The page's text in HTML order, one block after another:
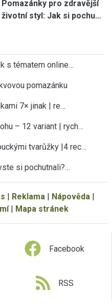
Pomazánky pro zdravější
životní styl: Jak si pochu…
s tématem online…
pomazánku
7× jinak | re…
– 12 variant | rych…
tvarůžky |4 rec…
si pochutnali?…
| Reklama| Nápověda|
| Mapa stránek
Facebook
RSS